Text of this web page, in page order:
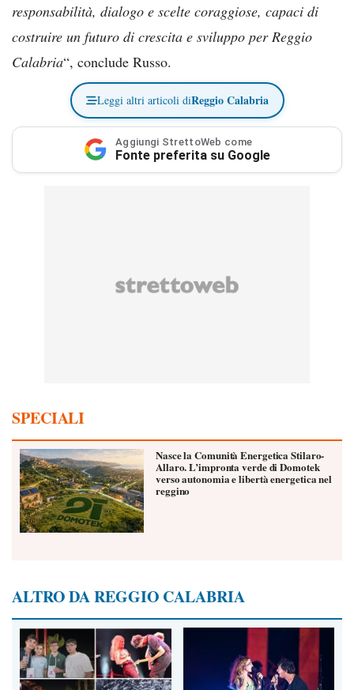
responsabilità, dialogo e scelte coraggiose, capaci di
costruire un futuro di crescita e sviluppo per Reggio
Calabria“, conclude Russo.
Leggi altri articoli diReggio Calabria
Aggiungi StrettoWeb come
Fonte preferita su Google
SPECIALI
Nasce la Comunità Energetica Stilaro-
Allaro. L’impronta verde di Domotek
verso autonomia e libertà energetica nel
reggino
ALTRO DA REGGIO CALABRIA